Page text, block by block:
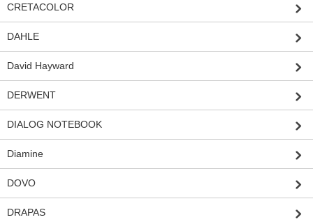
CRETACOLOR
DAHLE
David Hayward
DERWENT
DIALOG NOTEBOOK
Diamine
DOVO
DRAPAS